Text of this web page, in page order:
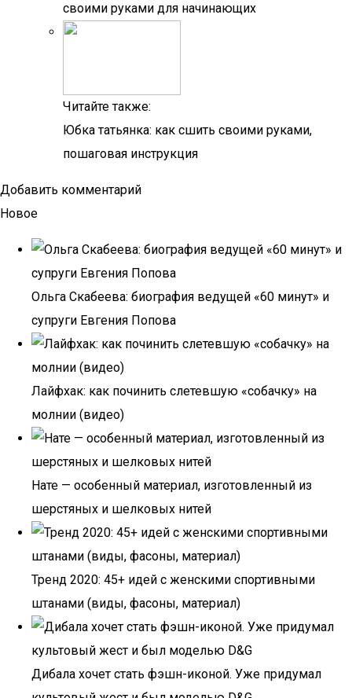
своими руками для начинающих
Читайте также:
Юбка татьянка: как сшить своими руками,
пошаговая инструкция
Добавить комментарий
Новое
Ольга Скабеева: биография ведущей «60 минут» и
супруги Евгения Попова
Лайфхак: как починить слетевшую «собачку» на
молнии (видео)
Нате — особенный материал, изготовленный из
шерстяных и шелковых нитей
Тренд 2020: 45+ идей с женскими спортивными
штанами (виды, фасоны, материал)
Дибала хочет стать фэшн-иконой. Уже придумал